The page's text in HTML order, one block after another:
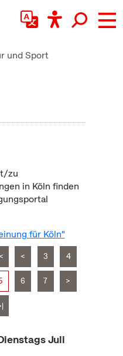
und Sport
zu
in Köln finden
für Köln"
< 3 4
6 7 >
Juli